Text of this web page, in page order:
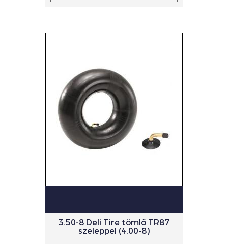
3.50-8 Deli Tire tömlő TR87
szeleppel (4.00-8)